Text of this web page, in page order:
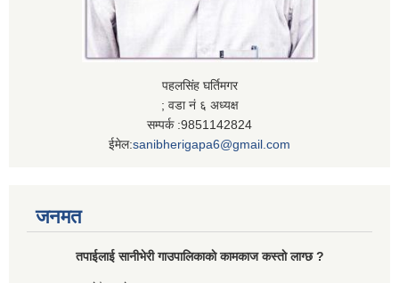
पहलसिंह घर्तिमगर
; वडा नं ६ अध्यक्ष
सम्पर्क :9851142824
ईमेल:sanibherigapa6@gmail.com
जनमत
तपाईलाई सानीभेरी गाउपालिकाकाे कामकाज कस्ताे लाग्छ ?